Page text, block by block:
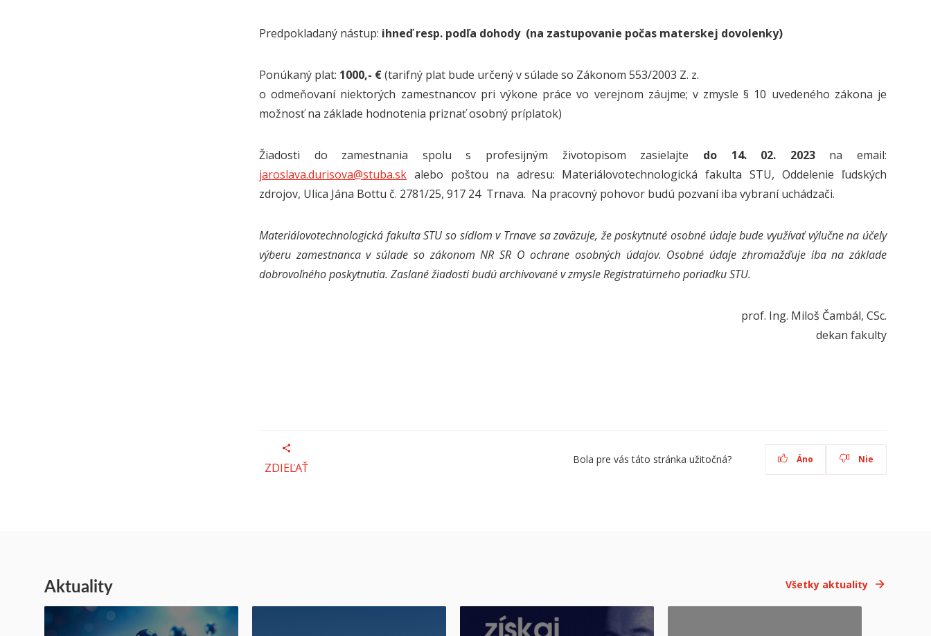
Predpokladaný nástup: ihneď resp. podľa dohody (na zastupovanie počas materskej dovolenky)
Ponúkaný plat: 1000,- €(tarifný plat bude určený v súlade so Zákonom 553/2003 Z. z.
o odmeňovaní niektorých zamestnancov pri výkone práce vo verejnom záujme; v zmysle § 10 uvedeného zákona je
možnosť na základe hodnotenia priznať osobný príplatok)
Žiadosti do zamestnania spolu s profesijným životopisom zasielajte do 14. 02. 2023 na email:
jaroslava.durisova@stuba.sk alebo poštou na adresu: Materiálovotechnologická fakulta STU, Oddelenie ľudských
zdrojov, Ulica Jána Bottu č. 2781/25, 917 24 Trnava. Na pracovný pohovor budú pozvaní iba vybraní uchádzači.
Materiálovotechnologická fakulta STU so sídlom v Trnave sa zaväzuje, že poskytnuté osobné údaje bude využívať výlučne na účely
výberu zamestnanca v súlade so zákonom NR SR O ochrane osobných údajov. Osobné údaje zhromažďuje iba na základe
dobrovoľného poskytnutia. Zaslané žiadosti budú archivované v zmysle Registratúrneho poriadku STU.
prof. Ing. Miloš Čambál, CSc.
dekan fakulty
ZDIEĽAŤ
Bola pre vás táto stránka užitočná? Áno Nie
Aktuality Všetky aktuality